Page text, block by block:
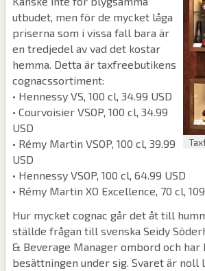
utbudet, men för de mycket låga
priserna som i vissa fall bara är
en tredjedel av vad det kostar
hemma. Detta är taxfreebutikens
cognacssortiment:
• Hennessy VS, 100 cl, 34.99 USD
• Courvoisier VSOP, 100 cl, 34.99
USD
• Rémy Martin VSOP, 100 cl, 39.99
USD
• Hennessy VSOP, 100 cl, 64.99 USD
• Rémy Martin XO Excellence, 70 cl,
Hur mycket cognac går det åt till
ställde frågan till svenska Seidy
& Beverage Manager ombord och har
besättningen under sig. Svaret är noll